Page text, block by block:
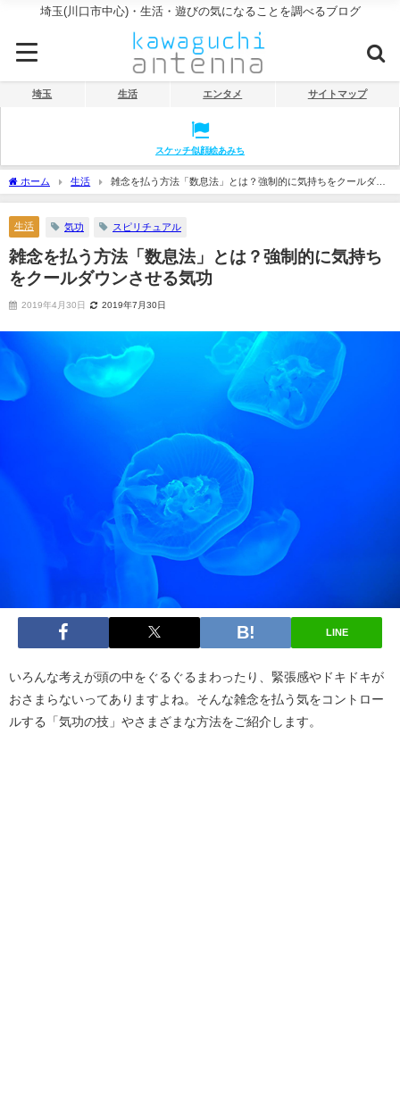
埼玉(川口市中心)・生活・遊びの気になることを調べるブログ
埼玉 生活 エンタメ サイトマップ
スケッチ似顔絵あみち
ホーム 生活
雑念を払う方法「数息法」とは？強制的に気持ちをクールダウ
ンさせる気功
生活 気功 スピリチュアル
雑念を払う方法「数息法」とは？強制的に気持ち
をクールダウンさせる気功
2019年4月30日 2019年7月30日
LINE
いろんな考えが頭の中をぐるぐるまわったり、緊張感やドキドキが
おさまらないってありますよね。そんな雑念を払う気をコントロー
ルする「気功の技」やさまざまな方法をご紹介します。